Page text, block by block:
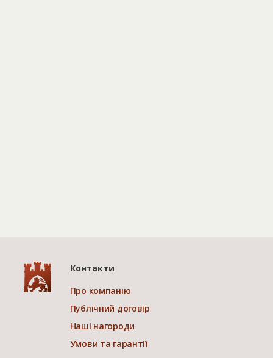
Контакти
Про компанію
Публічний договір
Наші нагороди
Умови та гарантії